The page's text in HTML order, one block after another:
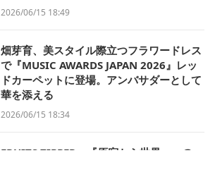
2026/06/15 18:49
畑芽育、美スタイル際立つフラワードレス
で『MUSIC AWARDS JAPAN 2026』レッ
ドカーペットに登場。アンバサダーとして
華を添える
2026/06/15 18:34
FRUITS ZIPPER、『原宿から世界へ』の一